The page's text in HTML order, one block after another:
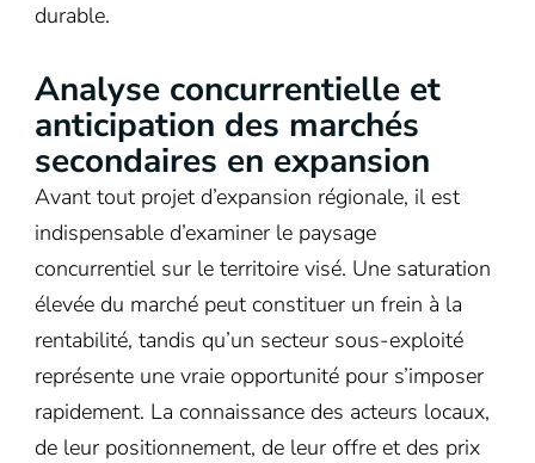
durable.
Analyse concurrentielle et
anticipation des marchés
secondaires en expansion
Avant tout projet d’expansion régionale, il est
indispensable d’examiner le paysage
concurrentiel sur le territoire visé. Une saturation
élevée du marché peut constituer un frein à la
rentabilité, tandis qu’un secteur sous-exploité
représente une vraie opportunité pour s’imposer
rapidement. La connaissance des acteurs locaux,
de leur positionnement, de leur offre et des prix